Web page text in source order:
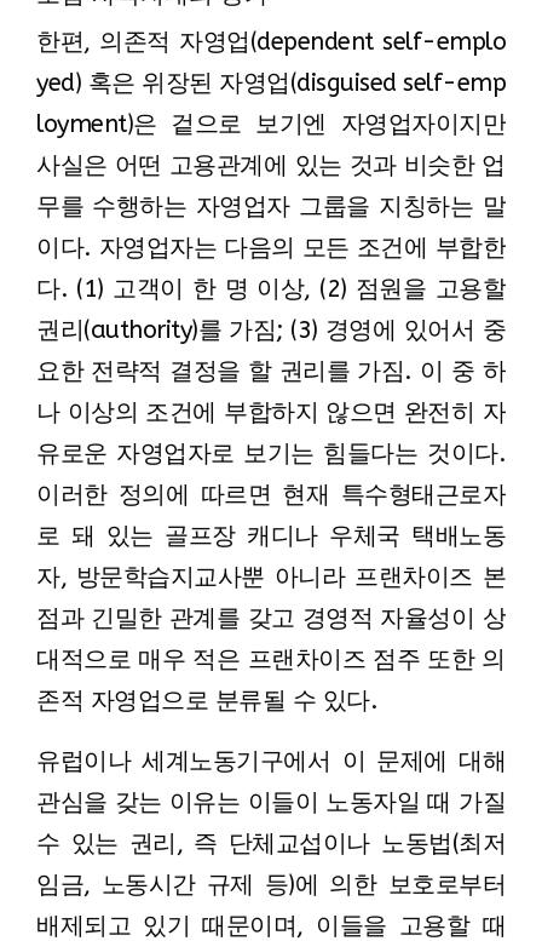
한편, 의존적 자영업(dependent self-emplo
yed) 혹은 위장된 자영업(disguised self-emp
loyment)은 겉으로 보기엔 자영업자이지만
사실은 어떤 고용관계에 있는 것과 비슷한 업
무를 수행하는 자영업자 그룹을 지칭하는 말
이다. 자영업자는 다음의 모든 조건에 부합한
다. (1) 고객이 한 명 이상, (2) 점원을 고용할
권리(authority)를 가짐; (3) 경영에 있어서 중
요한 전략적 결정을 할 권리를 가짐. 이 중 하
나 이상의 조건에 부합하지 않으면 완전히 자
유로운 자영업자로 보기는 힘들다는 것이다.
이러한 정의에 따르면 현재 특수형태근로자
로 돼 있는 골프장 캐디나 우체국 택배노동
자, 방문학습지교사뿐 아니라 프랜차이즈 본
점과 긴밀한 관계를 갖고 경영적 자율성이 상
대적으로 매우 적은 프랜차이즈 점주 또한 의
존적 자영업으로 분류될 수 있다.
유럽이나 세계노동기구에서 이 문제에 대해
관심을 갖는 이유는 이들이 노동자일 때 가질
수 있는 권리, 즉 단체교섭이나 노동법(최저
임금, 노동시간 규제 등)에 의한 보호로부터
배제되고 있기 때문이며, 이들을 고용할 때